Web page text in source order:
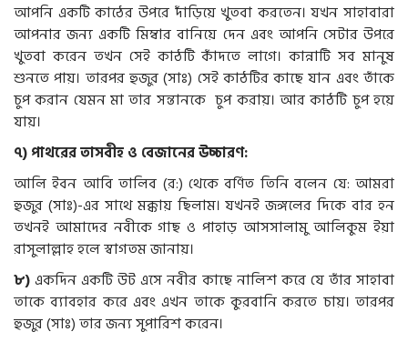
আপনি একটি কাঠের উপরে দাঁড়িয়ে খুতবা করতেন। যখন সাহাবারা
আপনার জন্য একটি মিম্বার বানিয়ে দেন এবং আপনি সেটার উপরে
খুতবা করেন তখন সেই কাঠটি কাঁদতে লাগে। কান্নাটি সব মানুষ
শুনতে পায়। তারপর হুজুর (সাঃ) সেই কাঠটির কাছে যান এবং তাঁকে
চুপ করান যেমন মা তার সন্তানকে চুপ করায়। আর কাঠটি চুপ হয়ে
যায়।
৭)পাথরেরতাসবীহও বেজানেরউচ্চারণ:
আলি ইবন আবি তালিব (র:) থেকে বর্ণিত তিনি বলেন যে: আমরা
হুজুর (সাঃ)-এর সাথে মক্কায় ছিলাম। যখনই জঙ্গলের দিকে বার হন
তখনই আমাদের নবীকে গাছ ও পাহাড় আসসালামু আলিকুম ইয়া
রাসুলাল্লাহ হলে স্বাগতম জানায়।
৮)একদিন একটি উট এসে নবীর কাছে নালিশ করে যে তাঁর সাহাবা
তাকে ব্যাবহার করে এবং এখন তাকে কুরবানি করতে চায়। তারপর
হুজুর (সাঃ) তার জন্য সুপারিশ করেন।